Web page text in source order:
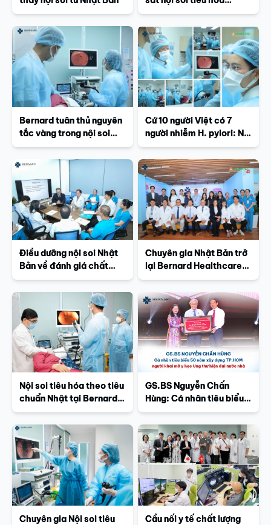
chuẩn Nhật tại Bernard
Bernard tuân thủ nguyên
tắc vàng trong nội soi
Nhật Bản
Cứ 10 người Việt có 7
người nhiễm H. pylori: Nội
soi tiêu hóa thế nào mới
thật sự đáng giá?
Điều dưỡng nội soi Nhật
Bản về đánh giá chất
lượng điều dưỡng nội soi
Bernard Healthcare
Chuyên gia Nhật Bản trở
lại Bernard Healthcare:
Tiếp nối hành trình nâng
chuẩn nội soi tiêu hóa vì
sức khỏe người Việt
Nội soi tiêu hóa theo tiêu
chuẩn Nhật tại Bernard
Healthcare
GS.BS Nguyễn Chấn
Hùng: Cá nhân tiêu biểu
50 năm xây dựng
TPHCM, người khai mở y
học Ung thư hiện đại
nước nhà
Chuyên gia Nội soi tiêu
Cầu nối y tế chất lượng